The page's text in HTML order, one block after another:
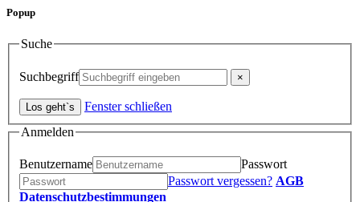
Popup
Suche
Suchbegriff
Fenster schließen
Anmelden
Benutzername
Passwort
Passwort vergessen? AGB
Datenschutzbestimmungen